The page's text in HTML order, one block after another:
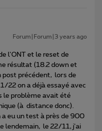
Forum|Forum|3 years ago
l'ONT et le reset de
résultat (18.2 down et
post précédent, lors de
22 on a déjà essayé avec
le problème avait été
(à distance donc).
a eu un test à près de 900
lendemain, le 22/11, j'ai